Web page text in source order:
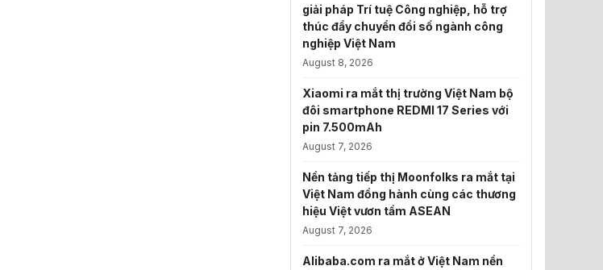
giải pháp Trí tuệ Công nghiệp, hỗ trợ
thúc đẩy chuyển đổi số ngành công
nghiệp Việt Nam
August 8, 2026
Xiaomi ra mắt thị trường Việt Nam bộ
đôi smartphone REDMI 17 Series với
pin 7.500mAh
August 7, 2026
Nền tảng tiếp thị Moonfolks ra mắt tại
Việt Nam đồng hành cùng các thương
hiệu Việt vươn tầm ASEAN
August 7, 2026
Alibaba.com ra mắt ở Việt Nam nền